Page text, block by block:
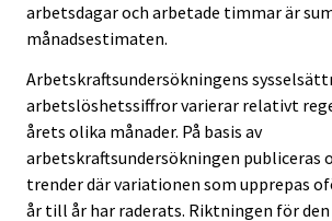
arbetsdagar och arbetade timmar är
månadsestimaten.
Arbetskraftsundersökningens
arbetslöshetssiffror varierar relativt
årets olika månader. På basis av
arbetskraftsundersökningen publiceras
trender där variationen som upprepas
år till år har raderats. Riktningen för